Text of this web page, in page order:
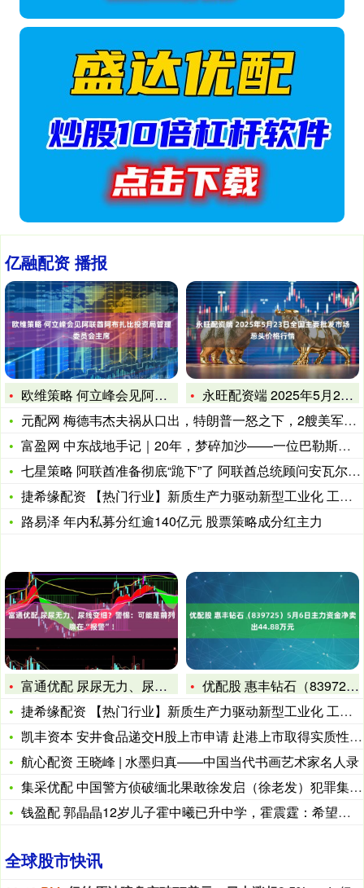
亿融配资 播报
欧维策略 何立峰会见阿联酋阿布扎比投资局管理委员会主席
永旺配资端 2025年5月23日全国主要批发市场葱头价格行情
元配网 梅德韦杰夫祸从口出，特朗普一怒之下，2艘美军核潜艇进
富盈网 中东战地手记｜20年，梦碎加沙——一位巴勒斯坦父亲的
七星策略 阿联酋准备彻底“跪下”了 阿联酋总统顾问安瓦尔·加
捷希缘配资 【热门行业】新质生产力驱动新型工业化 工信部支
路易泽 年内私募分红逾140亿元 股票策略成分红主力
富通优配 尿尿无力、尿线变细？警惕：可能是前列腺在“报警”！
优配股 惠丰钻石（839725）5月6日主力资金净卖出44.
捷希缘配资 【热门行业】新质生产力驱动新型工业化 工信部支
凯丰资本 安井食品递交H股上市申请 赴港上市取得实质性进展
航心配资 王晓峰 | 水墨归真——中国当代书画艺术家名人录
集采优配 中国警方侦破缅北果敢徐发启（徐老发）犯罪集团专案
钱盈配 郭晶晶12岁儿子霍中曦已升中学，霍震霆：希望他用心读
全球股市快讯